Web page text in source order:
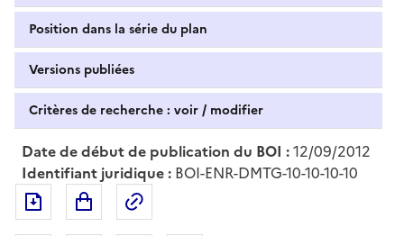
Position dans la série du plan
Versions publiées
Critères de recherche : voir / modifier
Date de début de publication du BOI :12/09/2012
Identifiant juridique : BOI-ENR-DMTG-10-10-10-10
Exporter le document au format pdf